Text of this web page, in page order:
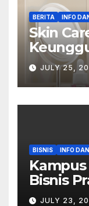
BERITA INFO
Skin
JULY 25,
BISNIS INFO
Bisnis
JULY 23,